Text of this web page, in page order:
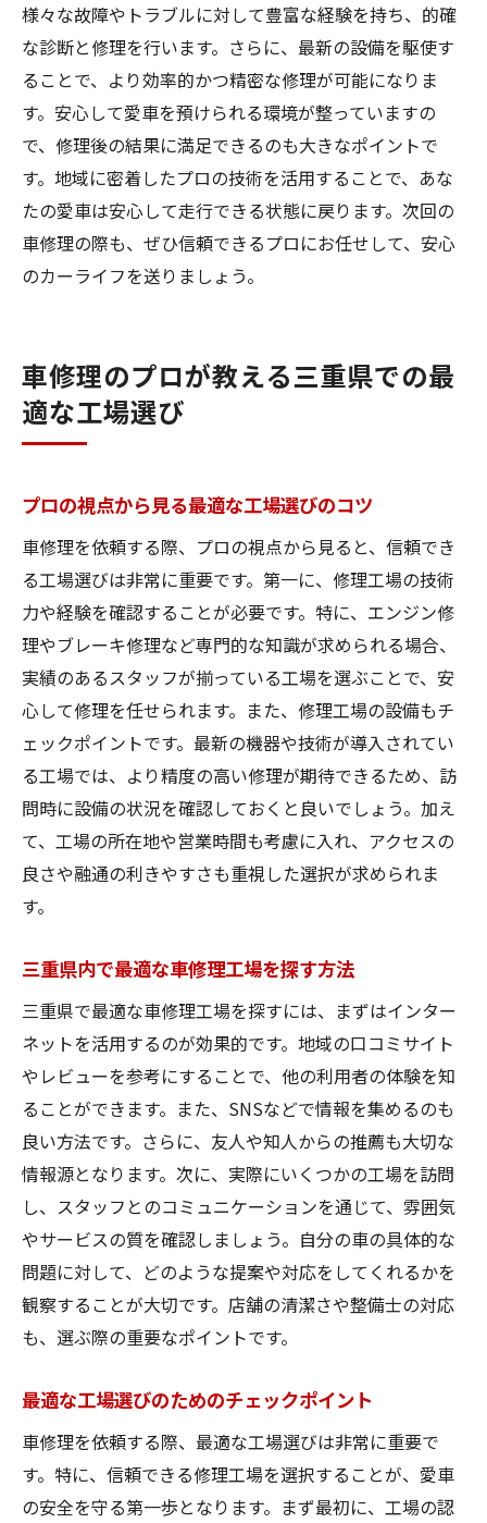
様々な故障やトラブルに対して豊富な経験を持ち、的確
な診断と修理を行います。さらに、最新の設備を駆使す
ることで、より効率的かつ精密な修理が可能になりま
す。安心して愛車を預けられる環境が整っていますの
で、修理後の結果に満足できるのも大きなポイントで
す。地域に密着したプロの技術を活用することで、あな
たの愛車は安心して走行できる状態に戻ります。次回の
車修理の際も、ぜひ信頼できるプロにお任せして、安心
のカーライフを送りましょう。
車修理のプロが教える三重県での最
適な工場選び
プロの視点から見る最適な工場選びのコツ
車修理を依頼する際、プロの視点から見ると、信頼でき
る工場選びは非常に重要です。第一に、修理工場の技術
力や経験を確認することが必要です。特に、エンジン修
理やブレーキ修理など専門的な知識が求められる場合、
実績のあるスタッフが揃っている工場を選ぶことで、安
心して修理を任せられます。また、修理工場の設備もチ
ェックポイントです。最新の機器や技術が導入されてい
る工場では、より精度の高い修理が期待できるため、訪
問時に設備の状況を確認しておくと良いでしょう。加え
て、工場の所在地や営業時間も考慮に入れ、アクセスの
良さや融通の利きやすさも重視した選択が求められま
す。
三重県内で最適な車修理工場を探す方法
三重県で最適な車修理工場を探すには、まずはインター
ネットを活用するのが効果的です。地域の口コミサイト
やレビューを参考にすることで、他の利用者の体験を知
ることができます。また、SNSなどで情報を集めるのも
良い方法です。さらに、友人や知人からの推薦も大切な
情報源となります。次に、実際にいくつかの工場を訪問
し、スタッフとのコミュニケーションを通じて、雰囲気
やサービスの質を確認しましょう。自分の車の具体的な
問題に対して、どのような提案や対応をしてくれるかを
観察することが大切です。店舗の清潔さや整備士の対応
も、選ぶ際の重要なポイントです。
最適な工場選びのためのチェックポイント
車修理を依頼する際、最適な工場選びは非常に重要で
す。特に、信頼できる修理工場を選択することが、愛車
の安全を守る第一歩となります。まず最初に、工場の認